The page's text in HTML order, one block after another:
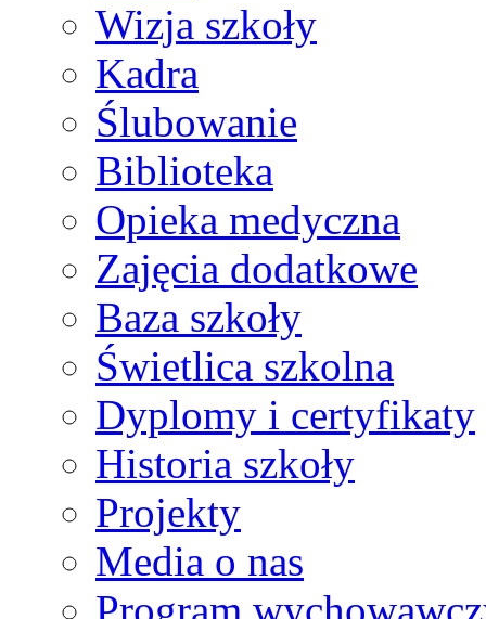
Wizja szkoły
Kadra
Ślubowanie
Biblioteka
Opieka medyczna
Zajęcia dodatkowe
Baza szkoły
Świetlica szkolna
Dyplomy i certyfikaty
Historia szkoły
Projekty
Media o nas